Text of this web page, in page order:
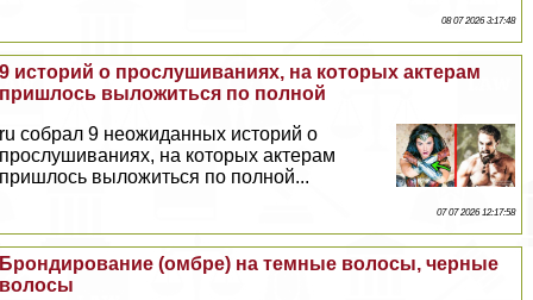
08 07 2026 3:17:48
9 историй о прослушиваниях, на которых актерам
пришлось выложиться по полной
ru собрал 9 неожиданных историй о
прослушиваниях, на которых актерам
пришлось выложиться по полной...
07 07 2026 12:17:58
Брондирование (омбре) на темные волосы, черные
волосы